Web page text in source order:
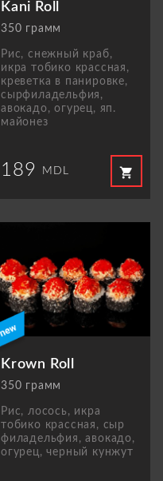
Kani Roll
350 грамм
Рис, снежный краб,
икра тобико крассная,
креветка в панировке,
сырфиладельфия,
авокадо, огурец, яп.
майонез
189 MDL shopping_cart
Krown Roll
350 грамм
Рис, лосось, икра
тобико крассная, сыр
филадельфия, авокадо,
огурец, черный кунжут